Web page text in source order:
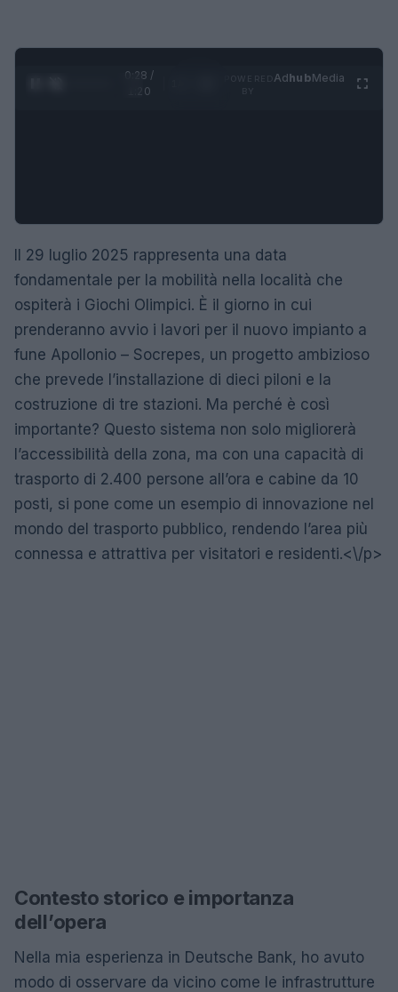
0:29 /
1:20
AdhubMedia
Il 29 luglio 2025 rappresenta una data
fondamentale per la mobilità nella località che
ospiterà i Giochi Olimpici. È il giorno in cui
prenderanno avvio i lavori per il nuovo impianto a
fune Apollonio – Socrepes, un progetto ambizioso
che prevede l’installazione di dieci piloni e la
costruzione di tre stazioni. Ma perché è così
importante? Questo sistema non solo migliorerà
l’accessibilità della zona, ma con una capacità di
trasporto di 2.400 persone all’ora e cabine da 10
posti, si pone come un esempio di innovazione nel
mondo del trasporto pubblico, rendendo l’area più
connessa e attrattiva per visitatori e residenti.<\/p>
Contesto storico e importanza
dell’opera
Nella mia esperienza in Deutsche Bank, ho avuto
modo di osservare da vicino come le infrastrutture